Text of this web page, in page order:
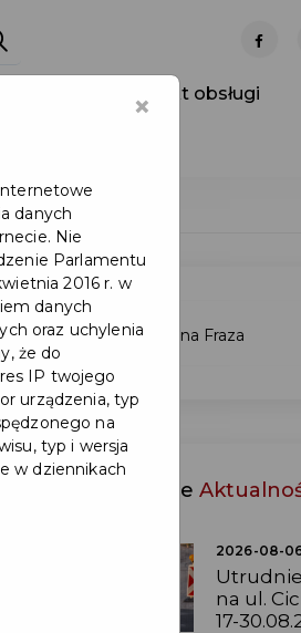
Punkt obsługi
Ostatnie
2026-08-
na ul.
17-
×
danych
Nie
Parlamentu
2016 r. w
danych
oraz uchylenia
że do
IP twojego
urządzenia, typ
na
typ i wersja
w dziennikach